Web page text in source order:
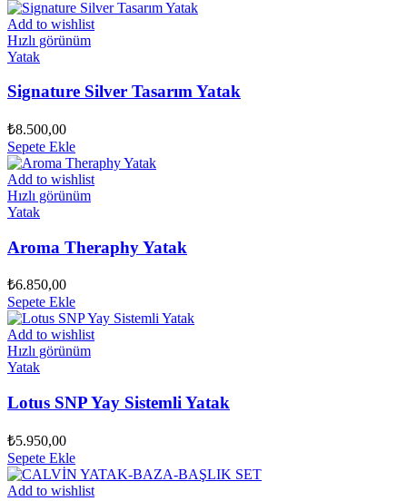
Add to wishlist
Hızlı görünüm
Yatak
Signature Silver Tasarım Yatak
₺8.500,00
Sepete Ekle
Add to wishlist
Hızlı görünüm
Yatak
Aroma Theraphy Yatak
₺6.850,00
Sepete Ekle
Add to wishlist
Hızlı görünüm
Yatak
Lotus SNP Yay Sistemli Yatak
₺5.950,00
Sepete Ekle
Add to wishlist